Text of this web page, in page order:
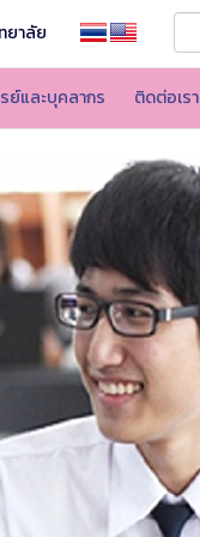
ยาลัย
ย์และบุคลากร ติดต่อเรา